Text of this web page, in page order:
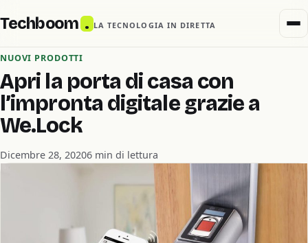
Techboom . LA TECNOLOGIA IN DIRETTA
NUOVI PRODOTTI
Apri la porta di casa con
l’impronta digitale grazie a
We.Lock
Dicembre 28, 20206 min di lettura